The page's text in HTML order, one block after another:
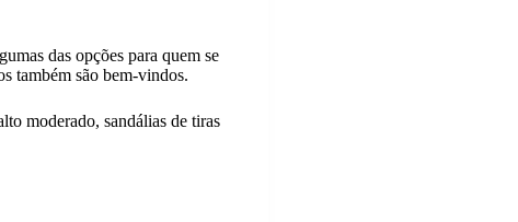
das opções para quem se
também são bem-vindos.
moderado, sandálias de tiras